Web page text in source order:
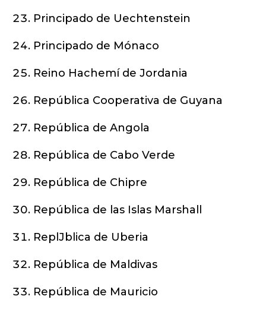
Principado de Uechtenstein
Principado de Mónaco
Reino Hachemí de Jordania
República Cooperativa de Guyana
República de Angola
República de Cabo Verde
República de Chipre
República de las Islas Marshall
ReplJblica de Uberia
República de Maldivas
República de Mauricio